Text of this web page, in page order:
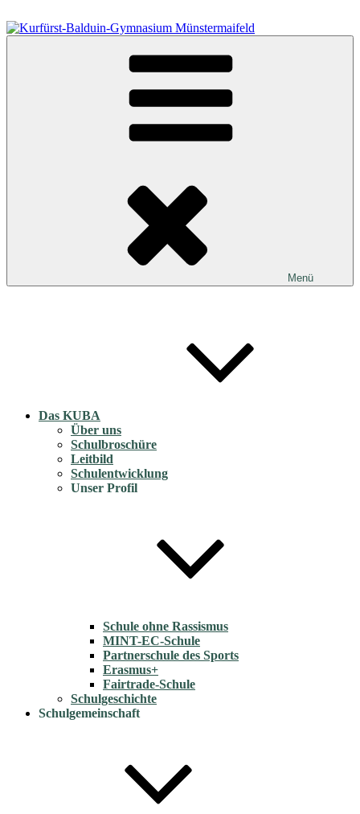
Inhalt
springen
Kurfürst-Balduin-Gymnasium Münstermaifeld
Menü
Das KUBA
Über uns
Schulbroschüre
Leitbild
Schulentwicklung
Unser Profil
Schule ohne Rassismus
MINT-EC-Schule
Partnerschule des Sports
Erasmus+
Fairtrade-Schule
Schulgeschichte
Schulgemeinschaft